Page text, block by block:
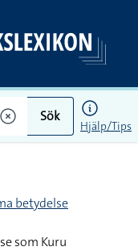
Sök
Hjälp/Tips
betydelse
som Kuru